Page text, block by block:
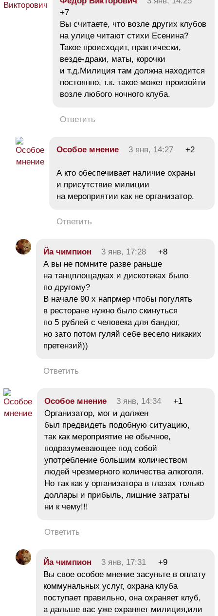
+7
Вы считаете, что возле других клубов
на улице читают стихи Есенина?
Такое происходит, практически,
везде-драки, маты, корочки
и т.д.Милиция там должна находится
постоянно, т.к. такое может произойти
возле любого ночного клуба.
Ответить
Особое мнение 3 янв, 14:27 +2
А кто обеспечивает наличие охраны
и присутствие милиции
на мероприятии как не организатор.
Ответить
Йа чимпион 3 янв, 17:28
+8
А вы не помните разве раньше
на танцплощадках и дискотеках было
по другому?
В начале 90 х напрмер чтобы погулять
в ресторане нужно было скинуться
по 5 рублей с человека для бандюг,
но зато потом гуляй себе весело никаких
претензий))
Ответить
Особое мнение 3 янв, 14:34
+1
Организатор, мог и должен
был предвидеть подобную ситуацию,
так как мероприятие не обычное,
подразумевающее под собой
употребление большим количеством
людей чрезмерного количества алкоголя.
Но так как у организатора в глазах только
доллары и прибыль, лишние затраты
ни к чему!!!
Ответить
Йа чимпион 3 янв, 17:31
+9
Вы свое особое мнение засуньте в оплату
коммунальных услуг, охрана клуба
поступает правильно, она охраняет клуб,
а дальше вас уже охраняет милиция,или